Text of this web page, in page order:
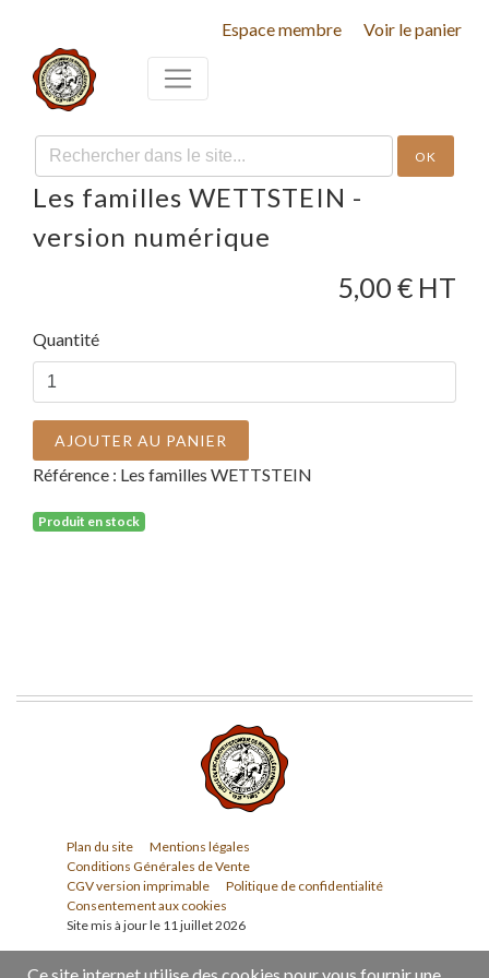
Espace membre Voir le panier
OK
Les familles WETTSTEIN -
version numérique
5,00 € HT
Quantité
AJOUTER AU PANIER
Référence : Les familles WETTSTEIN
Produit en stock
Plan du site
Mentions légales
Conditions Générales de Vente
CGV version imprimable
Politique de confidentialité
Consentement aux cookies
Site mis à jour le 11 juillet 2026